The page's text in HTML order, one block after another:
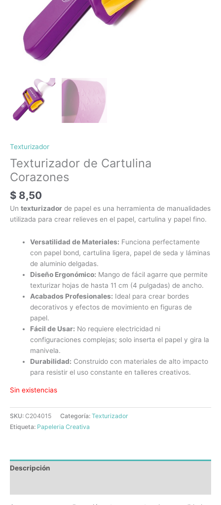
Texturizador
Texturizador de Cartulina
Corazones
$ 8,50
Un texturizador de papel es una herramienta de manualidades
utilizada para crear relieves en el papel, cartulina y papel fino.
Versatilidad de Materiales: Funciona perfectamente
con papel bond, cartulina ligera, papel de seda y láminas
de aluminio delgadas.
Diseño Ergonómico: Mango de fácil agarre que permite
texturizar hojas de hasta 11 cm (4 pulgadas) de ancho.
Acabados Profesionales: Ideal para crear bordes
decorativos y efectos de movimiento en figuras de
papel.
Fácil de Usar: No requiere electricidad ni
configuraciones complejas; solo inserta el papel y gira la
manivela.
Durabilidad: Construido con materiales de alto impacto
para resistir el uso constante en talleres creativos.
Sin existencias
SKU: C204015 Categoría: Texturizador
Etiqueta: Papeleria Creativa
Descripción